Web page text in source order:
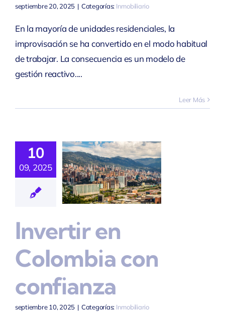
septiembre 20, 2025 | Categorías: Inmobiliario
En la mayoría de unidades residenciales, la
improvisación se ha convertido en el modo habitual
de trabajar. La consecuencia es un modelo de
gestión reactivo....
Leer Más
10
09, 2025
En
Invertir en
Colombia con
confianza
septiembre 10, 2025 | Categorías: Inmobiliario